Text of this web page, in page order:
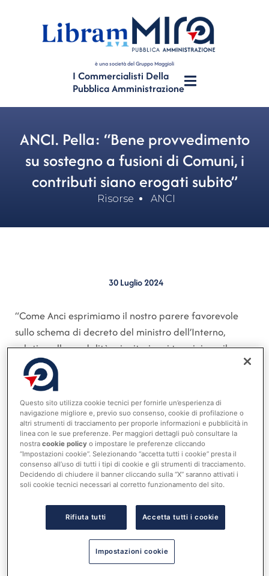
è una società del Gruppo Maggioli
I Commercialisti Della
Pubblica Amministrazione
ANCI. Pella: “Bene provvedimento
su sostegno a fusioni di Comuni, i
contributi siano erogati subito”
Risorse ANCI
30 Luglio 2024
“Come Anci esprimiamo il nostro parere favorevole
sullo schema di decreto del ministro dell’Interno,
relativo alle modalità, ai criteri e ai termini per il
riparto e l’attribuzione dei contributi ai Comuni
facenti parte delle fusioni realizzate negli anni 2014. E’
un provvedimento importante che ha ampliato da 10
a 15 anni l’arco di tempo per richiedere i contributi,
ma auspichiamo allo stesso tempo che si arrivi ad una
tempestiva erogazione dei contributi spettanti ai
Comuni interessati”. Lo ha affermato il presidente
facente funzioni dell’Anci, Roberto Pella, durante la
l’Associazione ha dato il via libera al decreto la cui
emanazione si è resa necessaria a seguito delle novità
normative introdotte negli anni 2022 e 2023
relativamente alla erogazione dei contributi statali
Questo sito utilizza cookie tecnici per fornirle un’esperienza di
navigazione migliore e, previo suo consenso, cookie di profilazione o
altri strumenti di tracciamento per proporle informazioni e pubblicità in
linea con le sue preferenze. Per maggiori dettagli può consultare la
nostracookie policy o impostare le preferenze cliccando
“Impostazioni cookie”. Selezionando “accetta tutti i cookie” presta il
consenso all’uso di tutti i tipi di cookie e gli strumenti di tracciamento.
Decidendo di chiudere il banner cliccando sulla “X” saranno attivati i
soli cookie tecnici necessari al corretto funzionamento del sito.
Rifiuta tutti Accetta tutti i cookie
Impostazioni cookie